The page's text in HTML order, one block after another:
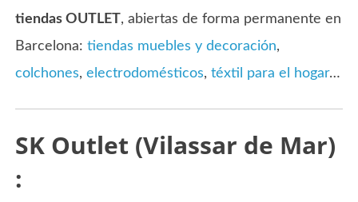
tiendas OUTLET, abiertas de forma permanente en
Barcelona:tiendas muebles y decoración,
colchones,electrodomésticos,téxtil para el hogar…
SK Outlet (Vilassar de Mar)
: